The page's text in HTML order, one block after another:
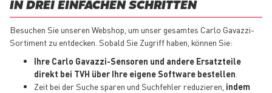
IN DREI EINFACHEN SCHRITTEN
Besuchen Sie unseren Webshop, um unser gesamtes Carlo Gavazzi-
Sortiment zu entdecken. Sobald Sie Zugriff haben, können Sie:
Ihre Carlo Gavazzi-Sensoren und andere Ersatzteile
direkt bei TVH über Ihre eigene Software bestellen
Zeit bei der Suche sparen und Suchfehler reduzieren, indem